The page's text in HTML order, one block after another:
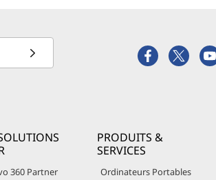
360 Partner
PRODUITS &
SERVICES
Ordinateurs Portables